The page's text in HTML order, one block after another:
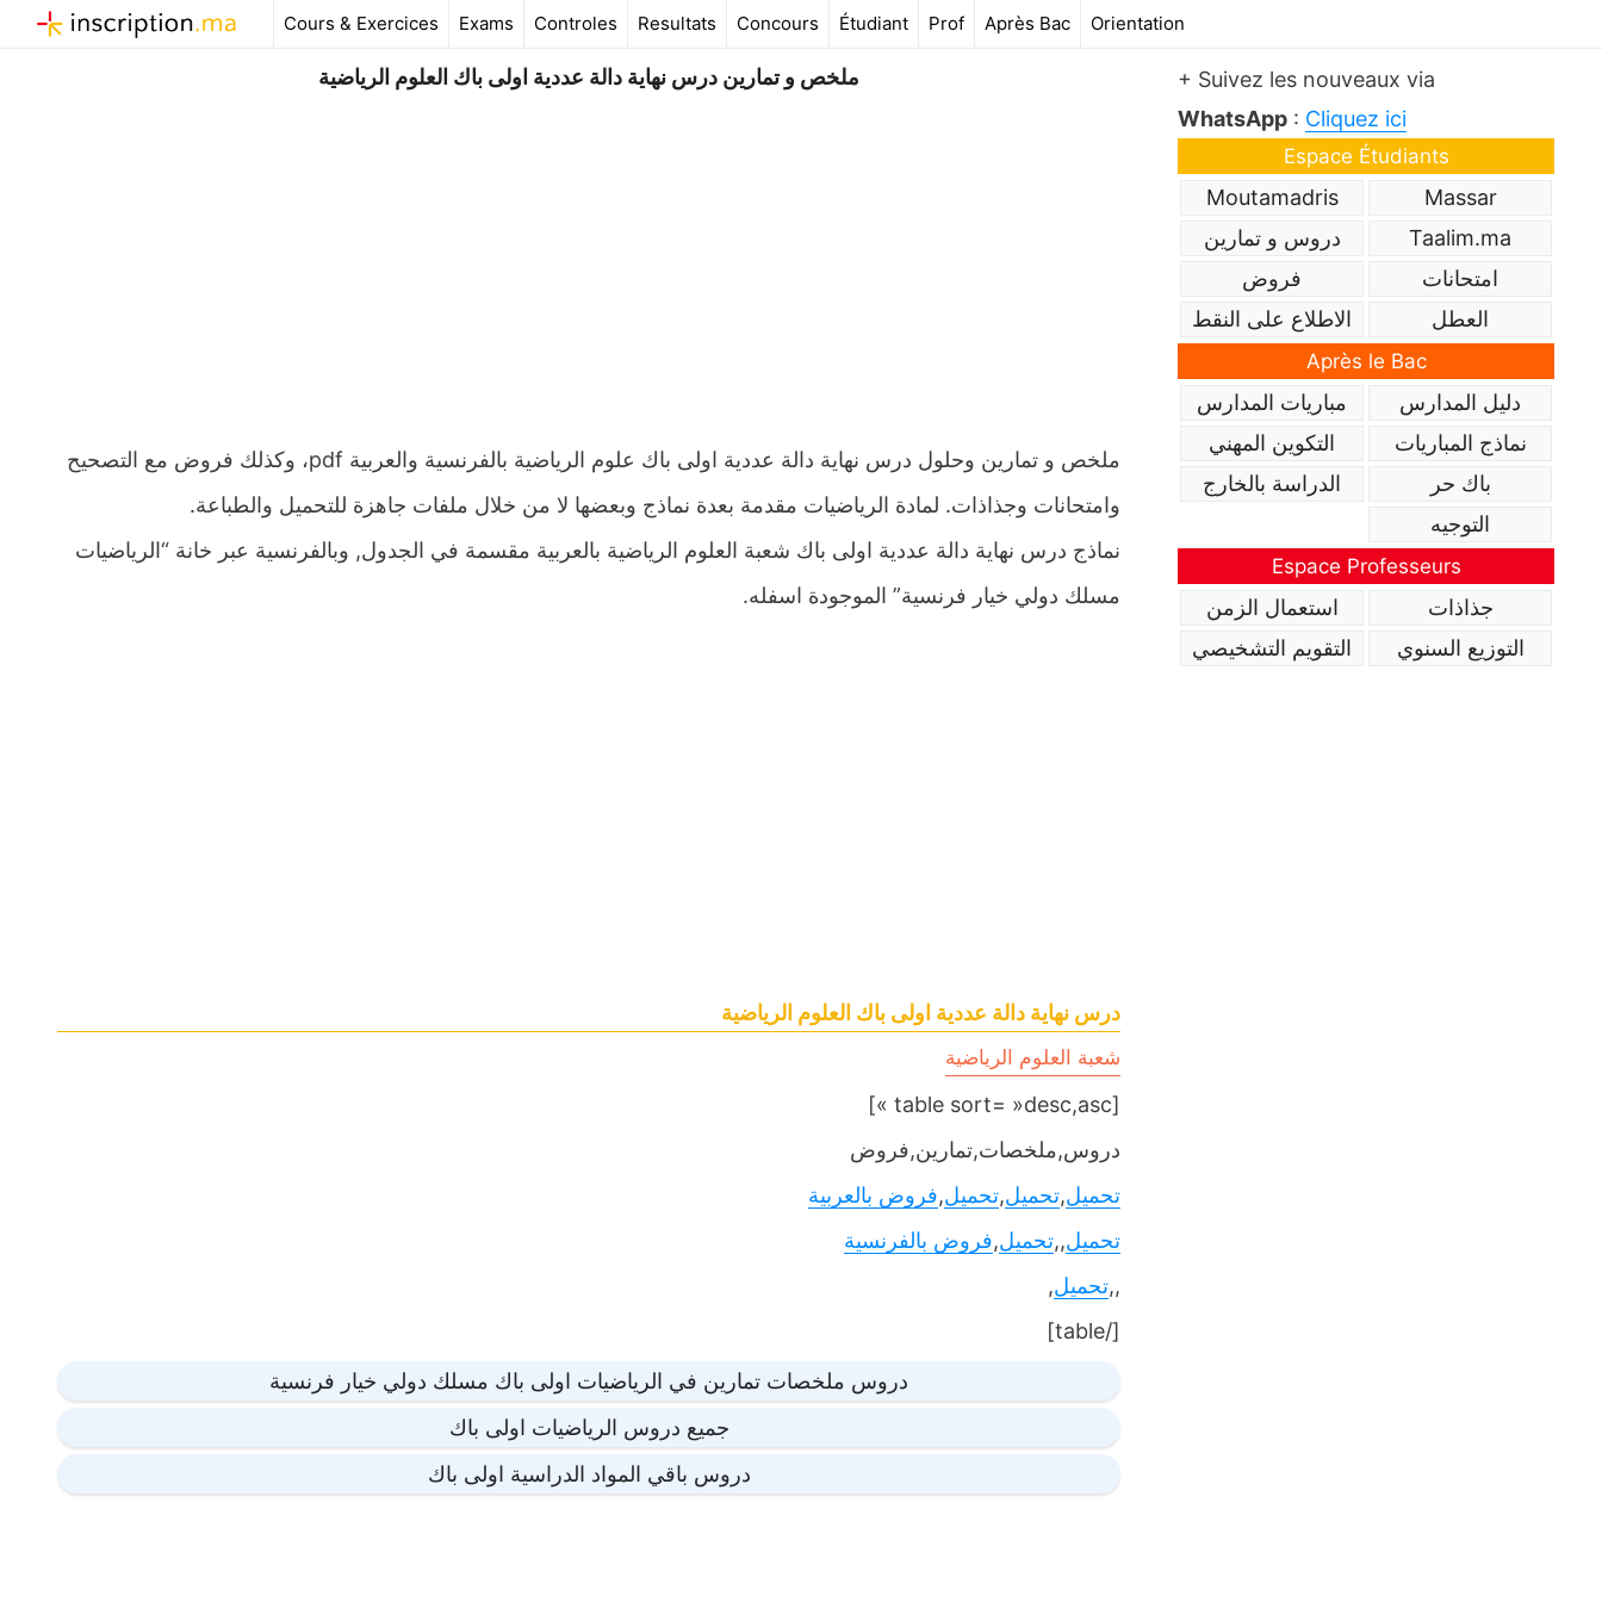
au
Cours & Exercices Exams Controles Resultats Concours Étudiant Prof Après Bac Orientation
ملخص و تمارين درس نهاية دالة عددية اولى باك العلوم الرياضية
ملخص و تمارين وحلول درس نهاية دالة عددية اولى باك علوم الرياضية بالفرنسية والعربية pdf، وكذلك فروض مع التصحيح
وامتحانات وجذاذات. لمادة الرياضيات مقدمة بعدة نماذج وبعضها لا من خلال ملفات جاهزة للتحميل والطباعة.
نماذج درس نهاية دالة عددية اولى باك شعبة العلوم الرياضية بالعربية مقسمة في الجدول, وبالفرنسية عبر خانة “الرياضيات
مسلك دولي خيار فرنسية” الموجودة اسفله.
درس نهاية دالة عددية اولى باك العلوم الرياضية
شعبة العلوم الرياضية
[table sort= »desc,asc »]
دروس,ملخصات,تمارين,فروض
تحميل,تحميل,تحميل,فروض بالعربية
تحميل,,تحميل,فروض بالفرنسية
,,تحميل,
[/table]
دروس ملخصات تمارين في الرياضيات اولى باك مسلك دولي خيار فرنسية
جميع دروس الرياضيات اولى باك
دروس باقي المواد الدراسية اولى باك
+ Suivez les nouveaux via
WhatsApp : Cliquez ici
Espace Étudiants
Massar
Moutamadris
Taalim.ma
دروس و تمارين
امتحانات
فروض
العطل
الاطلاع على النقط
Après le Bac
دليل المدارس
مباريات المدارس
نماذج المباريات
التكوين المهني
باك حر
الدراسة بالخارج
التوجيه
Espace Professeurs
جذاذات
استعمال الزمن
التوزيع السنوي
التقويم التشخيصي